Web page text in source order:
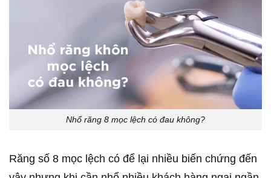
Nhổ răng 8 mọc lệch có đau không?
Răng số 8 mọc lệch có để lại nhiều biến chứng đến